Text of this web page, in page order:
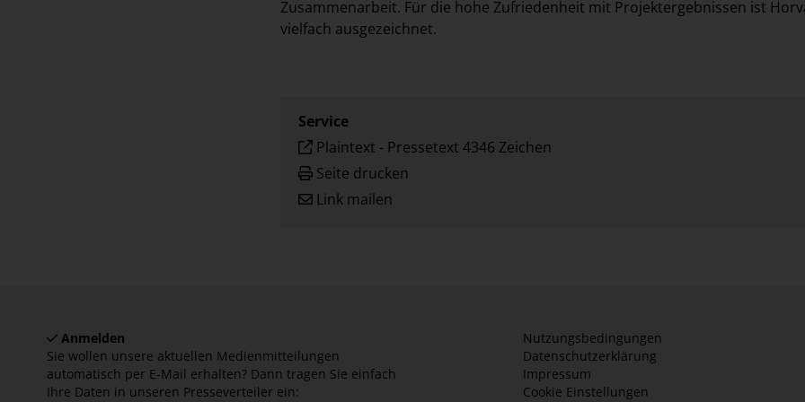
Zusammenarbeit. Für die hohe Zufriedenheit mit Projektergebnissen ist
vielfach ausgezeichnet.
Service
Plaintext - Pressetext 4346 Zeichen
Seite drucken
Link mailen
Anmelden
Sie wollen unsere aktuellen Medienmitteilungen
automatisch per E-Mail erhalten? Dann tragen Sie einfach
Ihre Daten in unseren Presseverteiler ein:
Nutzungsbedingungen
Datenschutzerklärung
Impressum
Cookie Einstellungen